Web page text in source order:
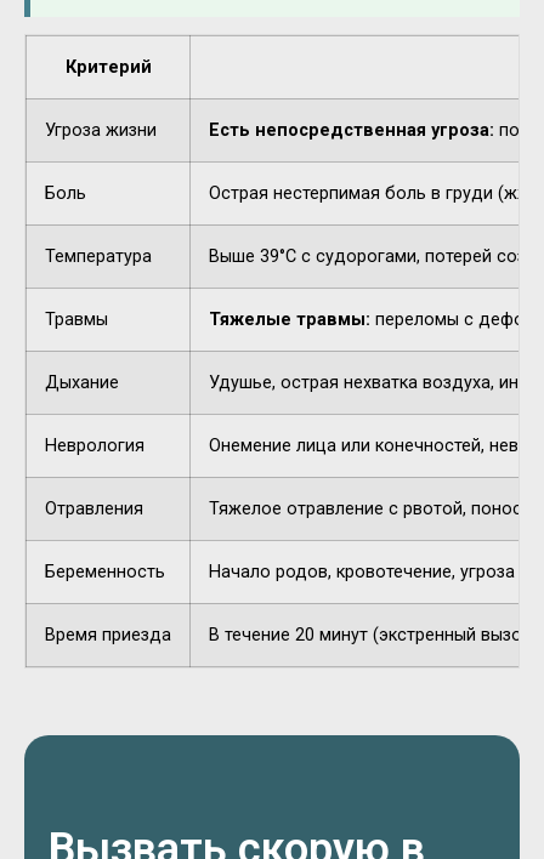
Критерий
Угроза жизни Есть непосредственная угроза:
Боль Острая нестерпимая боль в груди
Температура Выше 39°C с судорогами, потерей
Травмы Тяжелые травмы: переломы с
Дыхание Удушье, острая нехватка воздуха,
Неврология Онемение лица или конечностей,
Отравления Тяжелое отравление с рвотой,
Беременность Начало родов, кровотечение, угроза
Время приезда В течение 20 минут (экстренный вызов).